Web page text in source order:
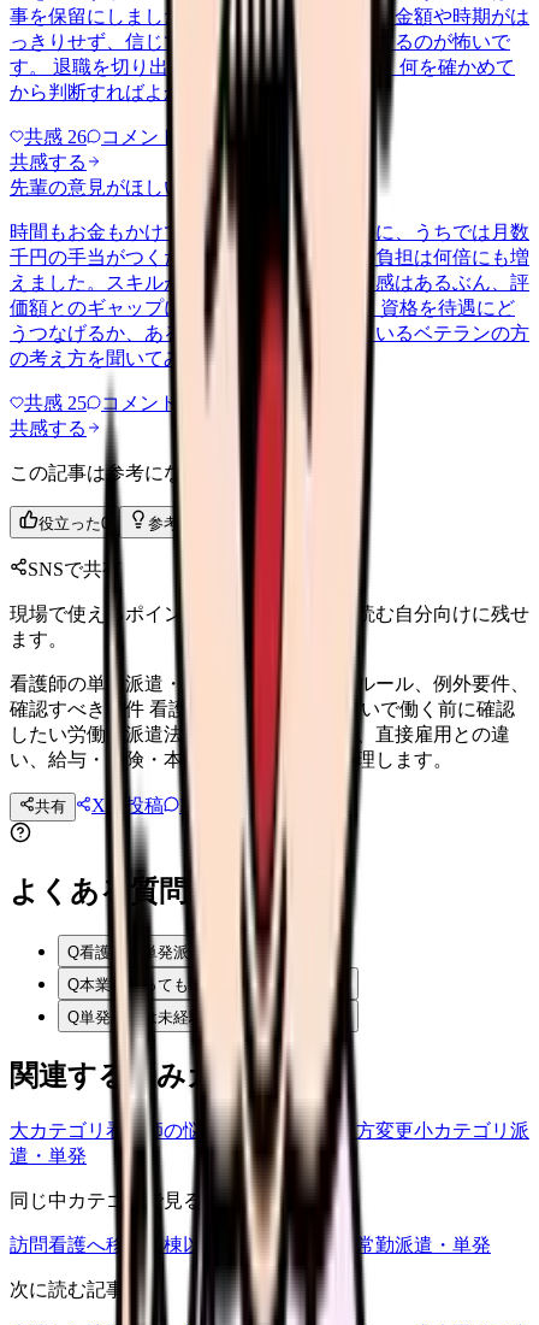
事を保留にしました。口約束だけで具体的な金額や時期がは
っきりせず、信じて残ってまた同じ思いをするのが怖いで
す。 退職を切り出した後の引き止め交渉で、何を確かめて
から判断すればよかったのか教え…
共感 26 コメント
共感する
先輩の意見がほしい
nenshu 2026/6/24
時間もお金もかけて認定の資格を取ったのに、うちでは月数
千円の手当がつくだけで、係や相談対応の負担は何倍にも増
えました。スキルが現場で役立っている実感はあるぶん、評
価額とのギャップに正直もやもやします。 資格を待遇にど
うつなげるか、あるいは別の形で活かしているベテランの方
の考え方を聞いてみたいです。
共感 25 コメント
共感する
この記事は参考になりましたか？
役立った0 参考になった
SNSで共有
現場で使えるポイントを、同僚やあとで読む自分向けに残せ
ます。
看護師の単発派遣・日雇いで働く前に。ルール、例外要件、
確認すべき条件 看護師が単発派遣・日雇いで働く前に確認
したい労働者派遣法のルール、例外要件、直接雇用との違
い、給与・保険・本業副業の注意点を整理します。
共有 Xに投稿 LINE
よくある質問
Q看護師の単発派遣は違法ですか？
Q本業があっても単発で働けますか？
Q単発勤務は未経験でもできますか？
関連する悩みカテゴリ
大カテゴリ 看護師の悩み中カテゴリ働き方変更小カテゴリ 派
遣・単発
同じ中カテゴリで見る
訪問看護へ移る 病棟以外で働く常勤・非常勤派遣・単発
次に読む記事